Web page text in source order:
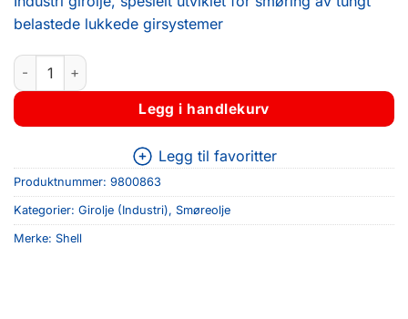
belastede lukkede girsystemer
Shell Omala S2 GX 150 20L antall
Legg i handlekurv
Legg til favoritter
Produktnummer: 9800863
Kategorier: Girolje (Industri), Smøreolje
Merke: Shell